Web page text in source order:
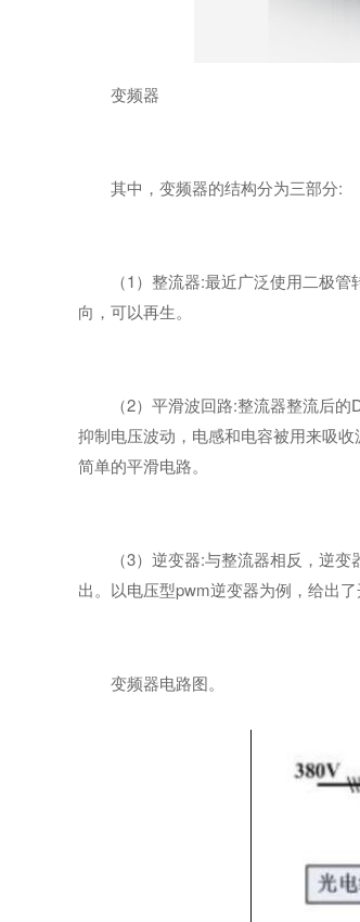
变频器
其中，变频器的结构分为三部分:
（1）整流器:最近广泛使用二极
向，可以再生。
（2）平滑波回路:整流器整流后
抑制电压波动，电感和电容被用来吸
简单的平滑电路。
（3）逆变器:与整流器相反，逆
出。以电压型pwm逆变器为例，给出了
变频器电路图。